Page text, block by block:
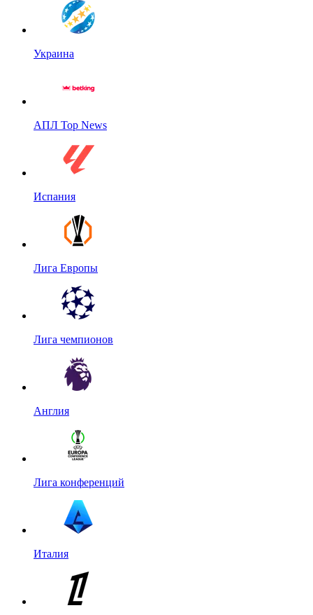
Украина
АПЛ Top News
Испания
Лига Европы
Лига чемпионов
Англия
Лига конференций
Италия